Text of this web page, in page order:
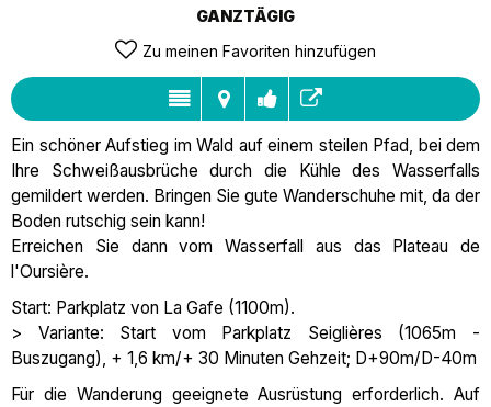
GANZTÄGIG
Zu meinen Favoriten hinzufügen
Ein schöner Aufstieg im Wald auf einem steilen Pfad, bei dem
Ihre Schweißausbrüche durch die Kühle des Wasserfalls
gemildert werden. Bringen Sie gute Wanderschuhe mit, da der
Boden rutschig sein kann!
Erreichen Sie dann vom Wasserfall aus das Plateau de
l'Oursière.
Start: Parkplatz von La Gafe (1100m).
> Variante: Start vom Parkplatz Seiglières (1065m -
Buszugang), + 1,6 km/+ 30 Minuten Gehzeit; D+90m/D-40m
Für die Wanderung geeignete Ausrüstung erforderlich. Auf